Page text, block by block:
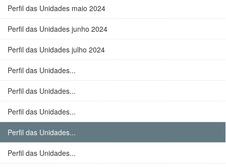
Perfil das Unidades maio 2024
Perfil das Unidades junho 2024
Perfil das Unidades julho 2024
Perfil das Unidades...
Perfil das Unidades...
Perfil das Unidades...
Perfil das Unidades...
Perfil das Unidades...